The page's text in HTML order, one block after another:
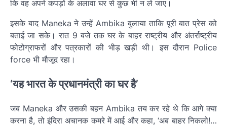
कि वह अपने कपड़ों के अलावा घर से कुछ भी न ले जाए।
इसके बाद Maneka ने उन्हें Ambika बुलाया ताकि पूरी बात प्रेस को
बताई जा सके। रात 9 बजे तक घर के बाहर राष्ट्रीय और अंतर्राष्ट्रीय
फोटोग्राफरों और पत्रकारों की भीड़ खड़ी थी। इस दौरान Police
force भी मौजूद रहा।
‘यह भारत के प्रधानमंत्री का घर है’
जब Maneka और उसकी बहन Ambika तय कर रहे थे कि आगे क्या
करना है, तो इंदिरा अचानक कमरे में आई और कहा, ‘अब बाहर निकलो!…